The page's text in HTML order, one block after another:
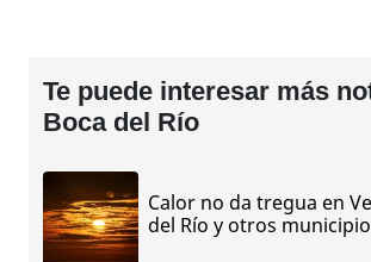
Te puede interesar más
Boca del Río
Calor no da tregua en
del Río y otros